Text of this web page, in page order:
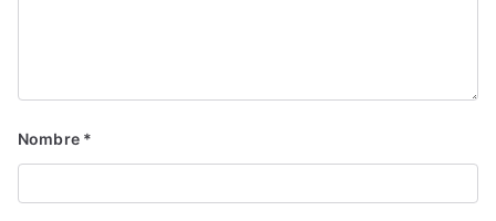
Nombre *